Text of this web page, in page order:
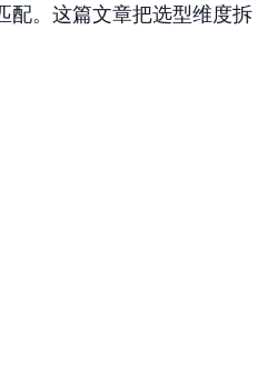
配。这篇文章把选型维度拆